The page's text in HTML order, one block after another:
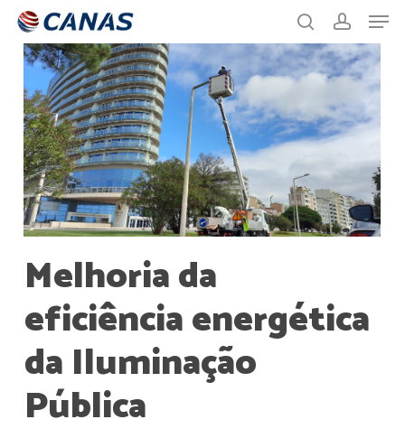
Skip
main
searchaccount
Melhoriada
eficiênciaenergética
daIluminação
Pública